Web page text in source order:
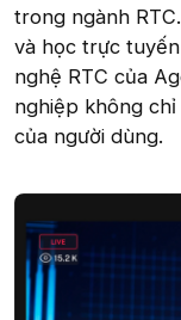
trong ngành
và học trực
nghệ RTC của
nghiệp không
của người dùng.